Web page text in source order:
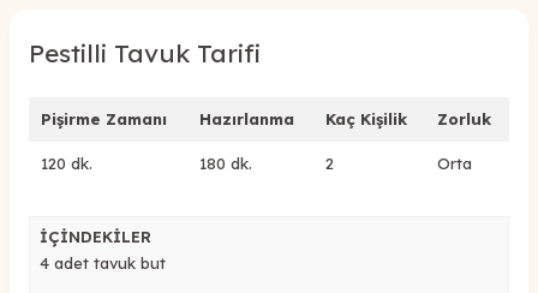
Pestilli Tavuk Tarifi
Pişirme Zamanı Hazırlanma Kaç Kişilik Zorluk
120 dk. 180 dk. 2 Orta
İÇİNDEKİLER
4 adet tavuk but